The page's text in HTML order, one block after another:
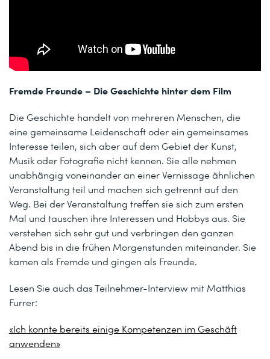
Fremde Freunde – Die Geschichte hinter dem Film
Die Geschichte handelt von mehreren Menschen, die
eine gemeinsame Leidenschaft oder ein gemeinsames
Interesse teilen, sich aber auf dem Gebiet der Kunst,
Musik oder Fotografie nicht kennen. Sie alle nehmen
unabhängig voneinander an einer Vernissage ähnlichen
Veranstaltung teil und machen sich getrennt auf den
Weg. Bei der Veranstaltung treffen sie sich zum ersten
Mal und tauschen ihre Interessen und Hobbys aus. Sie
verstehen sich sehr gut und verbringen den ganzen
Abend bis in die frühen Morgenstunden miteinander. Sie
kamen als Fremde und gingen als Freunde.
Lesen Sie auch das Teilnehmer-Interview mit Matthias
Furrer:
«Ich konnte bereits einige Kompetenzen im Geschäft
anwenden»